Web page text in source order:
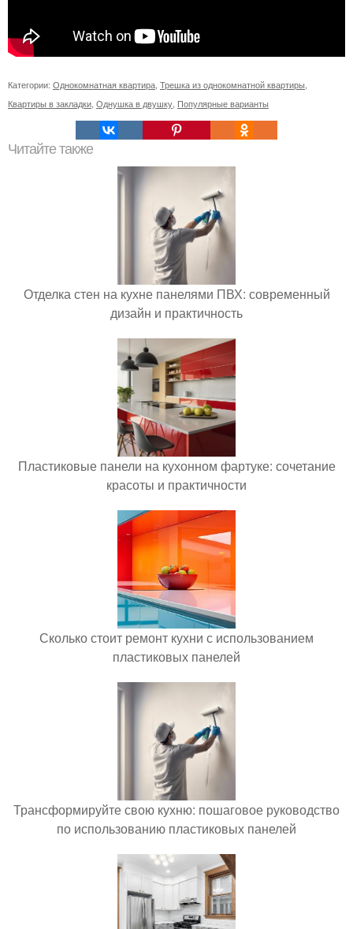
Категории: Однокомнатная квартира Трешка из однокомнатной квартиры
Квартиры в закладки Однушка в двушку Популярные варианты
Читайте также
Отделка стен на кухне панелями ПВХ: современный
дизайн и практичность
Пластиковые панели на кухонном фартуке: сочетание
красоты и практичности
Сколько стоит ремонт кухни с использованием
пластиковых панелей
Трансформируйте свою кухню: пошаговое руководство
по использованию пластиковых панелей